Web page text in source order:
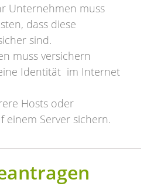
Unternehmen muss
dass diese
sind.
muss versichern
Identität im Internet
Hosts oder
einem Server sichern.